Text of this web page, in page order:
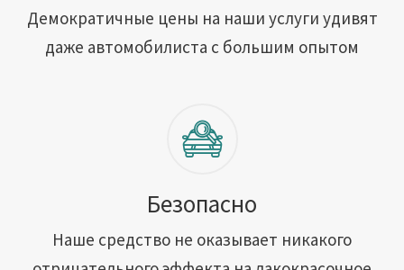
Демократичные цены на наши услуги удивят
даже автомобилиста с большим опытом
Безопасно
Наше средство не оказывает никакого